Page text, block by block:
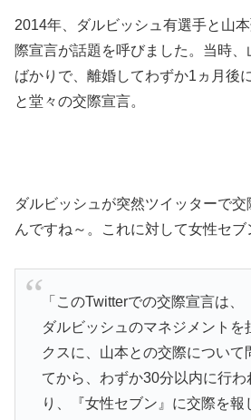
2014年、ダルビッシュ有選手と山
際宣言が話題を呼びました。当時
ばかりで、離婚してわずか1ヵ月後
と堂々の交際宣言。
ダルビッシュが突然ツイッターで
んですね～。これに対して女性セブ
「このTwitterでの交際宣言は
ダルビッシュのマネジメントを
クスに、山本との交際について
てから、わずか30分以内に行わ
り、『女性セブン』に交際を報